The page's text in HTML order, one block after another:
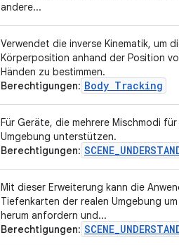
andere...
Verwendet die inverse Kinematik, um
Körperposition anhand der Position
Händen zu bestimmen.
Berechtigungen: Body Tracking
Für Geräte, die mehrere Mischmodi
Umgebung unterstützen.
Berechtigungen:
Mit dieser Erweiterung kann die
Tiefenkarten der realen Umgebung um
herum anfordern und...
Berechtigungen: